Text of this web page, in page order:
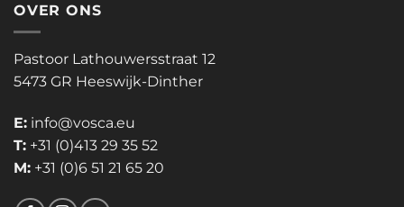
OVER ONS
Pastoor Lathouwersstraat 12
5473 GR Heeswijk-Dinther
E: info@vosca.eu
T: +31 (0)413 29 35 52
M: +31 (0)6 51 21 65 20